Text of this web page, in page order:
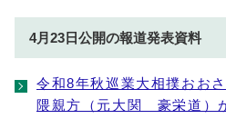
4月23日公開の報道発表資料
令和8年秋巡業大相撲おお
隈親方（元大関 豪栄道）